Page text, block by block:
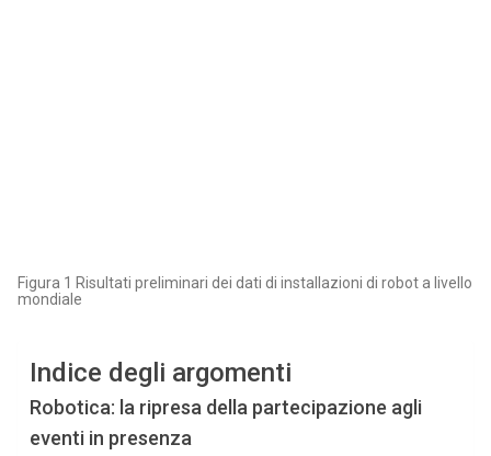
Figura 1 Risultati preliminari dei dati di installazioni di robot a livello
mondiale
Indice degli argomenti
Robotica: la ripresa della partecipazione agli
eventi in presenza